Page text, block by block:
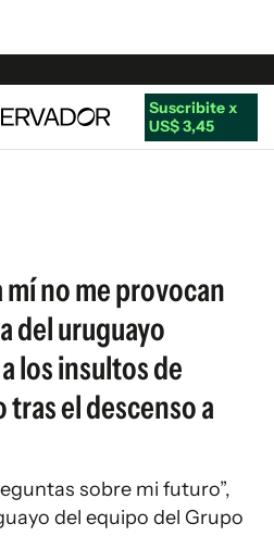
Suscribite x
US$ 3,45
no me provocan
del uruguayo
los insultos de
el descenso a
sobre mi futuro”,
del equipo del Grupo